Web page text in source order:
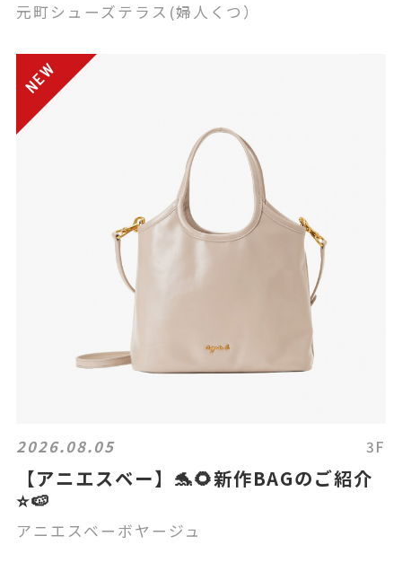
元町シューズテラス(婦人くつ）
2026.08.05 3F
【アニエスベー】🐬🌻新作BAGのご紹介
⭐️🍉
アニエスベーボヤージュ